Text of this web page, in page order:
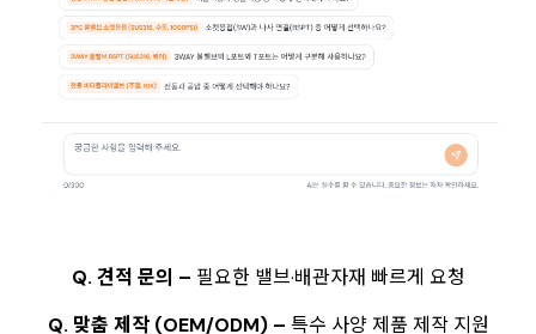
Q. 견적 문의 – 필요한 밸브·배관자재 빠르게 요청
Q. 맞춤 제작 (OEM/ODM) – 특수 사양 제품 제작 지원